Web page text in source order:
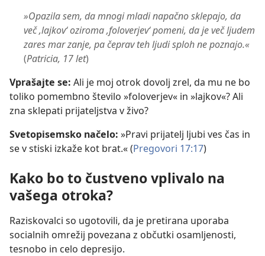
»Opazila sem, da mnogi mladi napačno sklepajo, da
več ‚lajkov‘ oziroma ‚foloverjev‘ pomeni, da je več ljudem
zares mar zanje, pa čeprav teh ljudi sploh ne poznajo.«
(Patricia, 17 let)
Vprašajte se: Ali je moj otrok dovolj zrel, da mu ne bo
toliko pomembno število »foloverjev« in »lajkov«? Ali
zna sklepati prijateljstva v živo?
Svetopisemsko načelo: »Pravi prijatelj ljubi ves čas in
se v stiski izkaže kot brat.« (Pregovori 17:17)
Kako bo to čustveno vplivalo na
vašega otroka?
Raziskovalci so ugotovili, da je pretirana uporaba
socialnih omrežij povezana z občutki osamljenosti,
tesnobo in celo depresijo.